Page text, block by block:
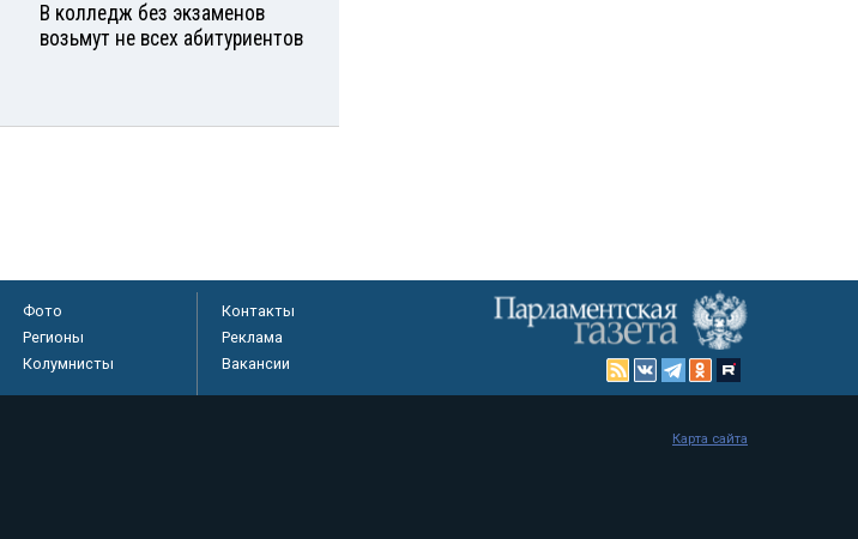
В колледж без экзаменов
возьмут не всех абитуриентов
Фото
Регионы
Колумнисты
Контакты
Реклама
Вакансии
Карта сайта